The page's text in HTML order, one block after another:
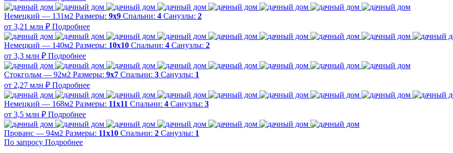
Немецкий — 131м2 Размеры: 9х9 Спальни: 4 Санузлы: 2
от 3,21 млн ₽ Подробнее
Немецкий — 140м2 Размеры: 10х10 Спальни: 4 Санузлы: 2
от 3,3 млн ₽ Подробнее
Стокгольм — 92м2 Размеры: 9х7 Спальни: 3 Санузлы: 1
от 2,27 млн ₽ Подробнее
Немецкий — 168м2 Размеры: 11х11 Спальни: 4 Санузлы: 3
от 3,5 млн ₽ Подробнее
Прованс — 94м2 Размеры: 11х10 Спальни: 2 Санузлы: 1
По запросу Подробнее